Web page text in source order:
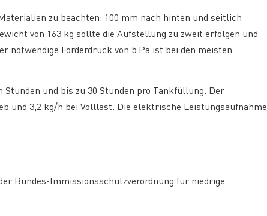
zu beachten: 100 mm nach hinten und seitlich
von 163 kg sollte die Aufstellung zu zweit erfolgen und
notwendige Förderdruck von 5 Pa ist bei den meisten
und bis zu 30 Stunden pro Tankfüllung. Der
und 3,2 kg/h bei Volllast. Die elektrische Leistungsaufnahme
Bundes-Immissionsschutzverordnung für niedrige